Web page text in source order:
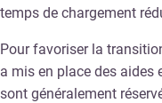
temps de chargement
Pour favoriser la
a mis en place des aides
sont généralement